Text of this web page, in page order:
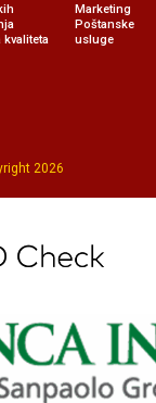
Marketing
Poštanske
usluge
2026